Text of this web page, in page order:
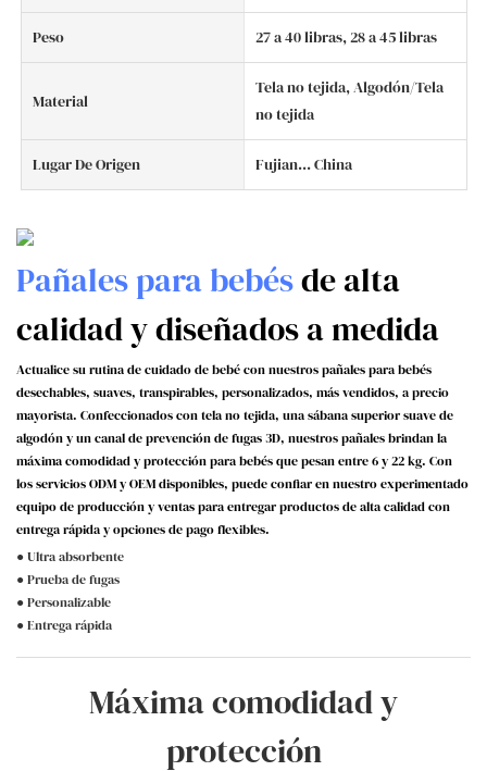
Peso 27 a 40 libras, 28 a 45 libras
Material
Tela no tejida, Algodón/Tela
no tejida
Lugar De Origen Fujian... China
Pañales para bebésde alta
calidad y diseñados a medida
Actualice su rutina de cuidado de bebé con nuestros pañales para bebés
desechables, suaves, transpirables, personalizados, más vendidos, a precio
mayorista. Confeccionados con tela no tejida, una sábana superior suave de
algodón y un canal de prevención de fugas 3D, nuestros pañales brindan la
máxima comodidad y protección para bebés que pesan entre 6 y 22 kg. Con
los servicios ODM y OEM disponibles, puede confiar en nuestro experimentado
equipo de producción y ventas para entregar productos de alta calidad con
entrega rápida y opciones de pago flexibles.
● Ultra absorbente
● Prueba de fugas
● Personalizable
● Entrega rápida
Máxima comodidad y
protección